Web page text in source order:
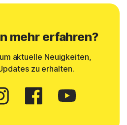
mehr erfahren?
aktuelle Neuigkeiten,
zu erhalten.